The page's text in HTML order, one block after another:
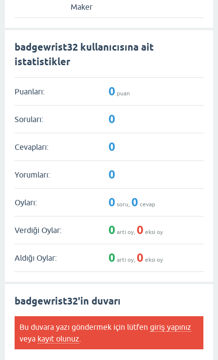
Maker
badgewrist32 kullanıcısına ait
istatistikler
Puanları: 0 puan
Soruları: 0
Cevapları: 0
Yorumları: 0
Oyları: 0 soru, 0 cevap
Verdiği Oylar: 0 artı oy, 0 eksi oy
Aldığı Oylar: 0 artı oy, 0 eksi oy
badgewrist32'in duvarı
Bu duvara yazı göndermek için lütfen giriş yapınız
veya kayıt olunuz